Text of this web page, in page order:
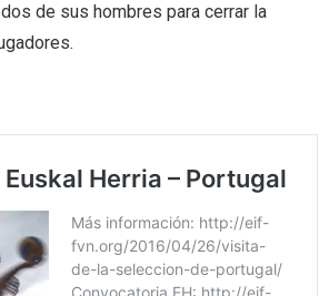
de sus hombres para cerrar la